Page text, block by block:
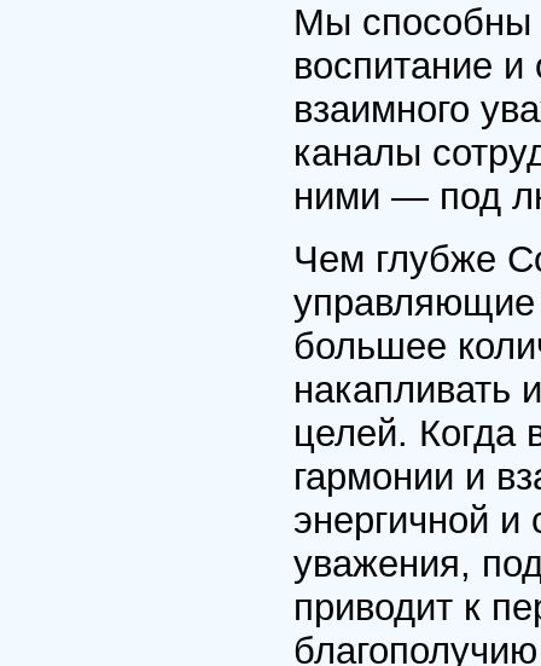
Мы способны
воспитание и
взаимного
каналы
ними — под
Чем глубже
большее
накапливать
целей. Когда
гармонии и
энергичной
уважения,
приводит к